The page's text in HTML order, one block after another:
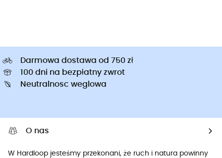
Darmowa dostawa od 750 zł
100 dni na bezpłatny zwrot
Neutralnosc weglowa
O nas
W Hardloop jesteśmy przekonani, że ruch i natura powinny